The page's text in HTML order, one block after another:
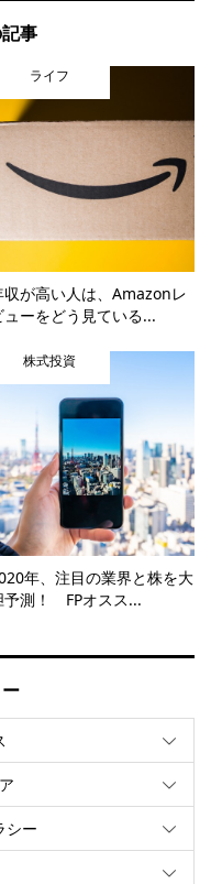
事
ライフ
収が高い人は、Amazonレ
ューをどう見ている...
株式投資
年、注目の業界と株を大
予測！ FPオスス...
シー